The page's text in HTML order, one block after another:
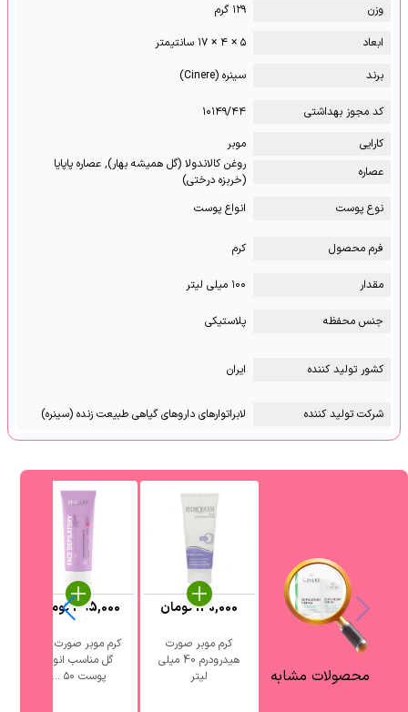
وزن
۱۲۹ گرم
ابعاد
۵ × ۴ × ۱۷ سانتیمتر
برند
سینره (Cinere)
کد مجوز بهداشتی
۱۰۱۴۹/۴۴
کارایی
موبر
عصاره
روغن کالاندولا (گل همیشه بهار), عصاره پاپایا
(خربزه درختی)
نوع پوست
انواع پوست
فرم محصول کرم
مقدار ۱۰۰ میلی لیتر
جنس محفظه پلاستیکی
کشور تولید کننده ایران
شرکت تولید کننده لابراتوارهای داروهای گیاهی طبیعت زنده (سینره)
محصولات مشابه
کرم موبر صورت
هیدرودرم 40 میلی
لیتر
130,000تومان
کرم موبر صورت سی
گل مناسب انواع
پوست ۵۰ ...
395,000تومان